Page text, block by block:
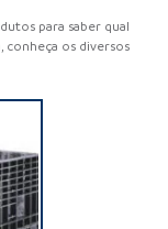
para saber qual
conheça os diversos